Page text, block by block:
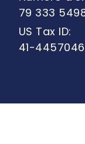
79 333
US Tax ID:
41-4457046